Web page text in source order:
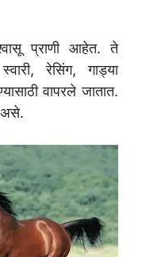
प्राणी आहेत. ते
रेसिंग, गाड्या
वापरले जातात.
असे.